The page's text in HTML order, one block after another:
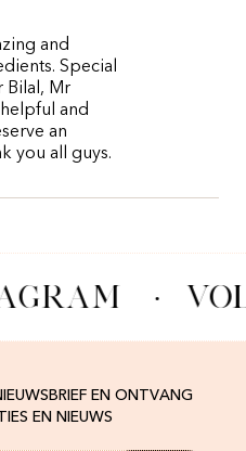
and
Special
Bilal, Mr
and
an
you all guys.
·
EN ONTVANG
EN NIEUWS